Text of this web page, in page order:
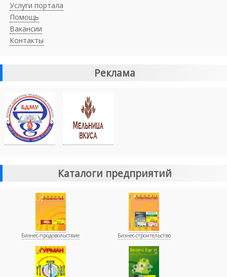
Услуги портала
Помощь
Вакансии
Контакты
Реклама
Каталоги предприятий
Бизнес-продовольствие Бизнес-строительство